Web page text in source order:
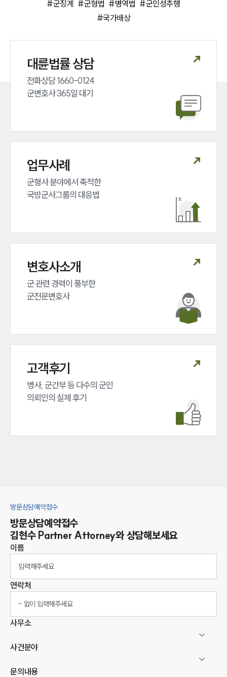
전체
구성원 소개
군전문변호사
소식/자료
대륜법률상담예약
#군징계 #군형법 #병역법 #군인성추행
#국가배상
대륜법률 상담
전화상담 1660-0124
군변호사 365일 대기
업무사례
군형사 분야에서 축적한
국방군사그룹의 대응법
변호사소개
군 관련 경력이 풍부한
군전문변호사
고객후기
병사, 군간부 등 다수의 군인
의뢰인의 실제 후기
방문상담예약접수
방문상담예약접수
김현수 Partner Attorney와 상담해보세요
이름
연락처
사무소
사건분야
문의내용